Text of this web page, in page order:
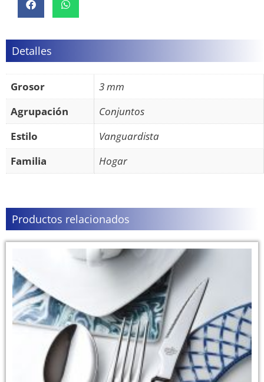
Detalles
Grosor
3 mm
Agrupación
Conjuntos
Estilo
Vanguardista
Familia
Hogar
Productos relacionados